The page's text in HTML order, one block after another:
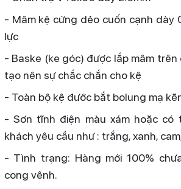
- Mâm kệ cứng dẻo cuốn cạnh dày
lực
- Baske (ke góc) được lắp mâm
tạo nên sự chắc chắn cho kệ
- Toàn bộ kệ đước bắt bolung mạ
- Sơn tĩnh điện màu xám hoặc có
khách yêu cầu như : trắng, xanh,
- Tình trạng: Hàng mới 100%
cong vênh.